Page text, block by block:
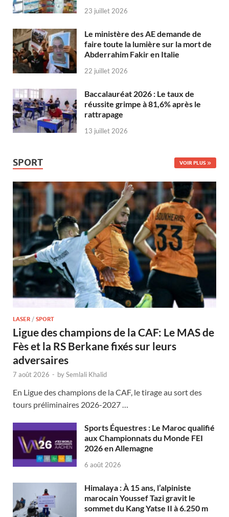
23 juillet 2026
Le ministère des AE demande de
faire toute la lumière sur la mort de
Abderrahim Fakir en Italie
22 juillet 2026
Baccalauréat 2026 : Le taux de
réussite grimpe à 81,6% après le
rattrapage
13 juillet 2026
SPORT VOIR PLUS
LASER / SPORT
Ligue des champions de la CAF: Le MAS de
Fès et la RS Berkane fixés sur leurs
adversaires
7 août 2026 - bySemlali Khalid
En Ligue des champions de la CAF, le tirage au sort des
tours préliminaires 2026-2027 …
Sports Équestres : Le Maroc qualifié
aux Championnats du Monde FEI
2026 en Allemagne
6 août 2026
Himalaya : À 15 ans, l’alpiniste
marocain Youssef Tazi gravit le
sommet du Kang Yatse II à 6.250 m